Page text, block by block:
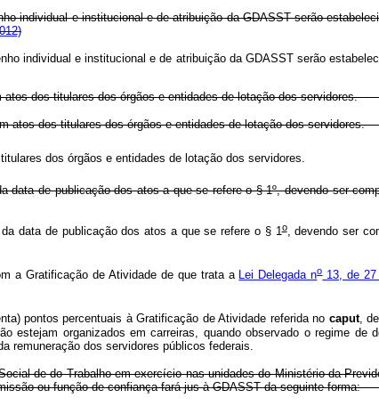
e institucional e de atribuição da GDASST serão
individual e institucional e de atribuição da GDASST serão
dos titulares dos órgãos e entidades de lotação dos servidores.
em atos dos titulares dos órgãos e entidades de lotação
dos titulares dos órgãos e entidades de lotação dos
data de publicação dos atos a que se refere o § 1º,
data de publicação dos atos a que se refere o § 1o, devendo ser
a Gratificação de Atividade de que trata a Lei Delegada no13, de 27
pontos percentuais à Gratificação de Atividade referida no caput,
estejam organizados em carreiras, quando observado o regime de
remuneração dos servidores públicos federais.
de do Trabalho em exercício nas unidades do Ministério da
comissão ou função de confiança fará jus à GDASST da